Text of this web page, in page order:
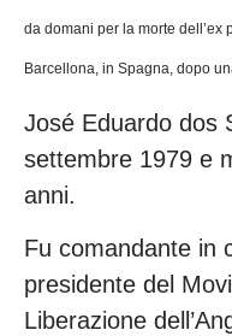
da domani per la morte dell’ex
Barcellona, in Spagna, dopo
José Eduardo dos
settembre 1979 e
anni.
Fu comandante in
presidente del
Liberazione